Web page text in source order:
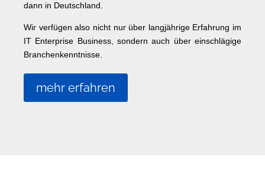
dann in Deutschland.
Wir verfügen also nicht nur über langjährige Erfahrung im
IT Enterprise Business, sondern auch über einschlägige
Branchenkenntnisse.
mehr erfahren